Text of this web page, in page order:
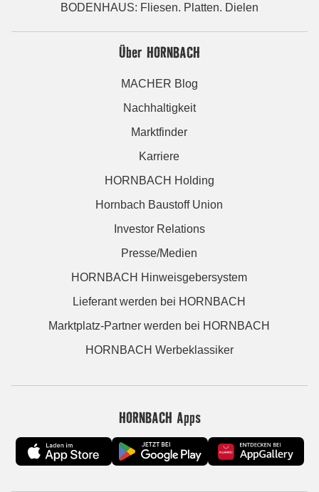
BODENHAUS: Fliesen. Platten. Dielen
Über HORNBACH
MACHER Blog
Nachhaltigkeit
Marktfinder
Karriere
HORNBACH Holding
Hornbach Baustoff Union
Investor Relations
Presse/Medien
HORNBACH Hinweisgebersystem
Lieferant werden bei HORNBACH
Marktplatz-Partner werden bei HORNBACH
HORNBACH Werbeklassiker
HORNBACH Apps